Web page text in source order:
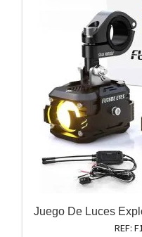
Juego De Luces
REF: